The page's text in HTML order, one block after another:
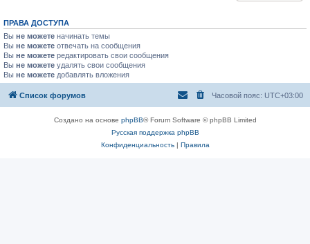
ПРАВА ДОСТУПА
Вы не можете начинать темы
Вы не можете отвечать на сообщения
Вы не можете редактировать свои сообщения
Вы не можете удалять свои сообщения
Вы не можете добавлять вложения
Список форумов Часовой пояс: UTC+03:00
Создано на основе phpBB® Forum Software © phpBB Limited
Русская поддержка phpBB
Конфиденциальность| Правила